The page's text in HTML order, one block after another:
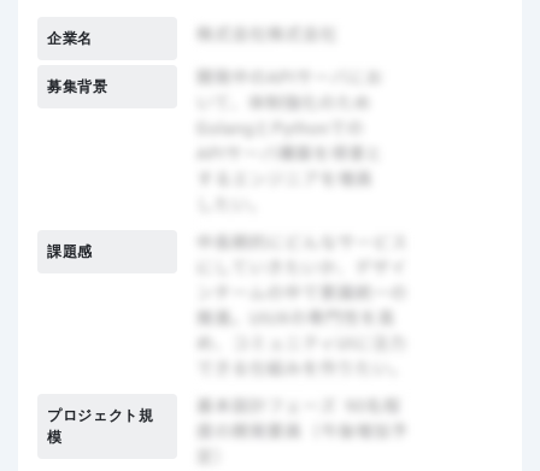
企業名
募集背景
課題感
プロジェクト規
模